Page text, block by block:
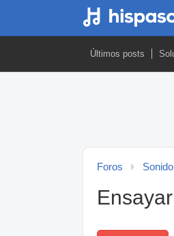
Últimos posts
Foros